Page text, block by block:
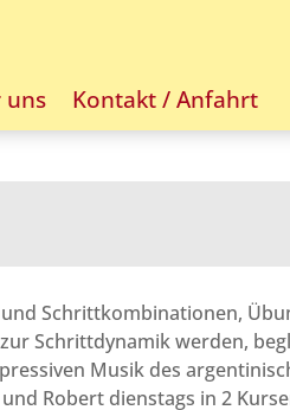
uns Kontakt / Anfahrt
Schrittkombinationen,
Schrittdynamik werden,
Musik des
Robert dienstags in 2